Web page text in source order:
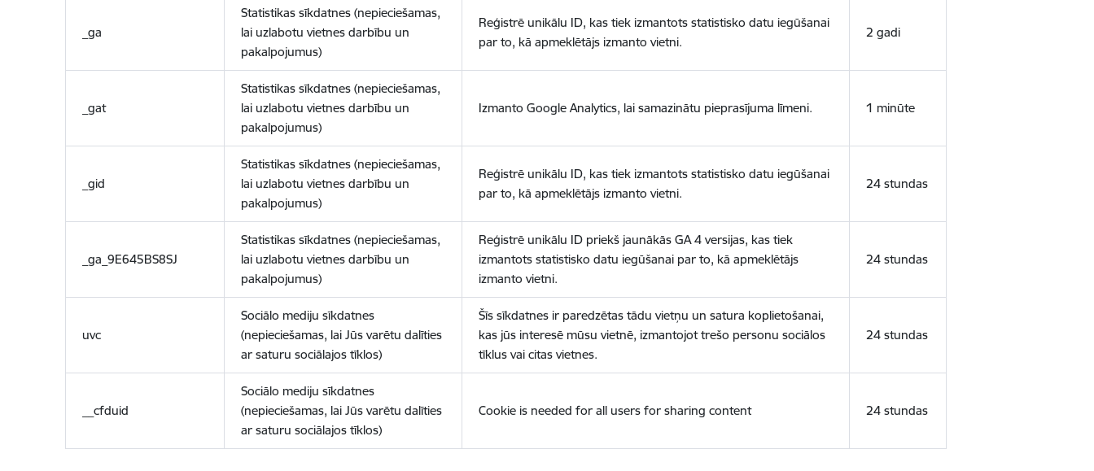
_ga
Statistikas sīkdatnes (nepieciešamas,
lai uzlabotu vietnes darbību un
pakalpojumus)
Reģistrē unikālu ID, kas tiek izmantots statistisko datu iegūšanai
par to, kā apmeklētājs izmanto vietni.
2 gadi
_gat
Statistikas sīkdatnes (nepieciešamas,
lai uzlabotu vietnes darbību un
pakalpojumus)
Izmanto Google Analytics, lai samazinātu pieprasījuma līmeni. 1 minūte
_gid
Statistikas sīkdatnes (nepieciešamas,
lai uzlabotu vietnes darbību un
pakalpojumus)
Reģistrē unikālu ID, kas tiek izmantots statistisko datu iegūšanai
par to, kā apmeklētājs izmanto vietni.
24 stundas
_ga_9E645BS8SJ
Statistikas sīkdatnes (nepieciešamas,
lai uzlabotu vietnes darbību un
pakalpojumus)
Reģistrē unikālu ID priekš jaunākās GA 4 versijas, kas tiek
izmantots statistisko datu iegūšanai par to, kā apmeklētājs
izmanto vietni.
24 stundas
uvc
Sociālo mediju sīkdatnes
(nepieciešamas, lai Jūs varētu dalīties
ar saturu sociālajos tīklos)
Šīs sīkdatnes ir paredzētas tādu vietņu un satura koplietošanai,
kas jūs interesē mūsu vietnē, izmantojot trešo personu sociālos
tīklus vai citas vietnes.
24 stundas
__cfduid
Sociālo mediju sīkdatnes
(nepieciešamas, lai Jūs varētu dalīties
ar saturu sociālajos tīklos)
Cookie is needed for all users for sharing content 24 stundas